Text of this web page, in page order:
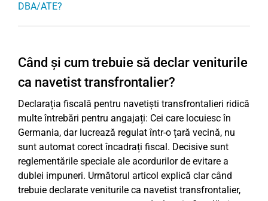
DBA/ATE?
Când și cum trebuie să declar veniturile
ca navetist transfrontalier?
Declarația fiscală pentru navetiști transfrontalieri ridică
multe întrebări pentru angajați: Cei care locuiesc în
Germania, dar lucrează regulat într-o țară vecină, nu
sunt automat corect încadrați fiscal. Decisive sunt
reglementările speciale ale acordurilor de evitare a
dublei impuneri. Următorul articol explică clar când
trebuie declarate veniturile ca navetist transfrontalier,